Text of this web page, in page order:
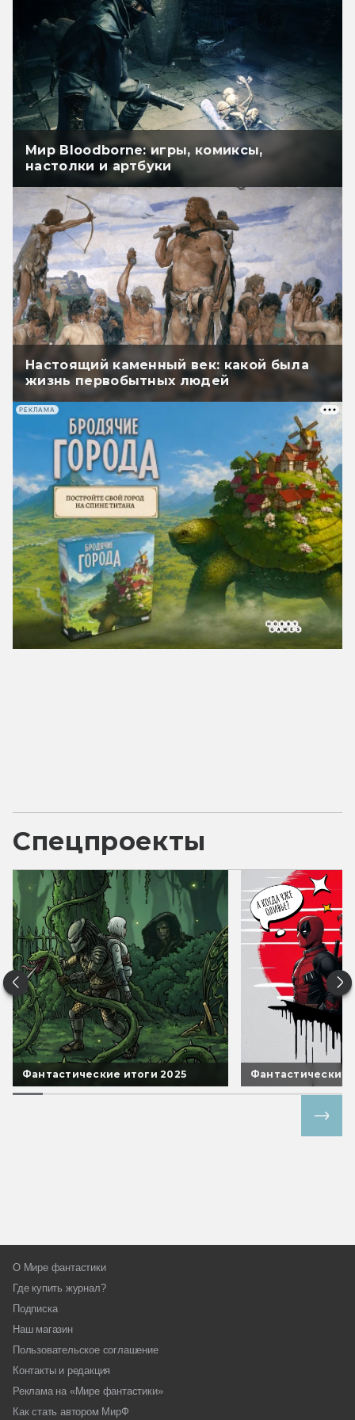
Мир Bloodborne: игры, комиксы,
настолки и артбуки
Настоящий каменный век: какой была
жизнь первобытных людей
РЕКЛАМА
Спецпроекты
Фантастические итоги 2025 Фантастические
О Мире фантастики
Где купить журнал?
Подписка
Наш магазин
Пользовательское соглашение
Контакты и редакция
Реклама на «Мире фантастики»
Как стать автором МирФ